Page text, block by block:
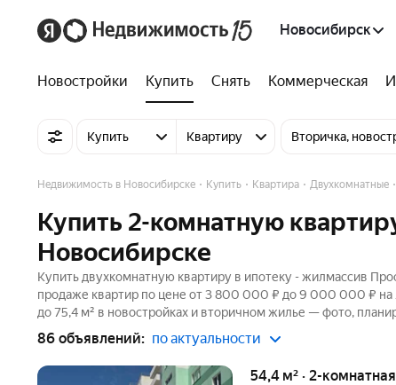
Новосибирск
Новостройки Купить Снять Коммерческая
Купить Квартиру Вторичка,
Недвижимость в Новосибирске Купить Квартира Двухкомнатные
Купить 2-комнатную
Новосибирске
Купить двухкомнатную квартиру в ипотеку - жилмассив
продаже квартир по цене от 3 800 000 ₽ до 9 000 000 ₽
до 75,4 м² в новостройках и вторичном жилье — фото,
86 объявлений: по актуальности
54,4 м² · 2-